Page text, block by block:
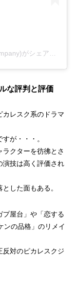
NS ENM (전 아이오케이 컴퍼니)(@iokcompany)がシェアした投稿
な評判と評価
カレスク系のドラマ
が・・・。
クターを彷彿とさ
演技は高く評価され
した面もある。
プ屋台」や「恋する
ンの品格」のリメイ
反対のピカレスクジ